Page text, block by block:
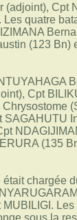
(adjoint), Cpt
quatre
(123 Bn)
Cpt
(135
chargée
sous la